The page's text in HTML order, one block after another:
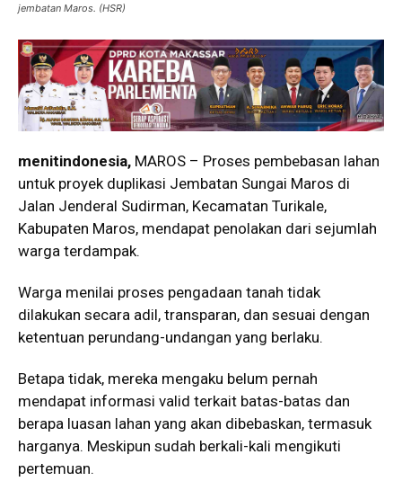
jembatan Maros. (HSR)
menitindonesia, MAROS – Proses pembebasan lahan
untuk proyek duplikasi Jembatan Sungai Maros di
Jalan Jenderal Sudirman, Kecamatan Turikale,
Kabupaten Maros, mendapat penolakan dari sejumlah
warga terdampak.
Warga menilai proses pengadaan tanah tidak
dilakukan secara adil, transparan, dan sesuai dengan
ketentuan perundang-undangan yang berlaku.
Betapa tidak, mereka mengaku belum pernah
mendapat informasi valid terkait batas-batas dan
berapa luasan lahan yang akan dibebaskan, termasuk
harganya. Meskipun sudah berkali-kali mengikuti
pertemuan.